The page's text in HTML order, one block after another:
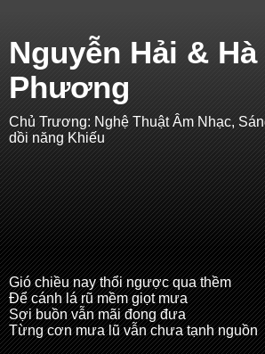
Nguyễn Hải & Hà
Phương
Chủ Trương: Nghệ Thuật Âm Nhạc,
dồi năng Khiếu
Gió chiều nay thổi ngược qua thềm
Để cánh lá rũ mềm giọt mưa
Sợi buồn vẫn mãi đong đưa
Từng cơn mưa lũ vẫn chưa tạnh nguồn